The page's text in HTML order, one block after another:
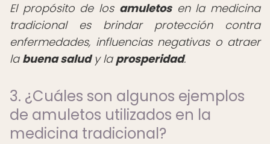
El propósito de los amuletosen la medicina
tradicional es brindar protección contra
enfermedades, influencias negativas o atraer
la buena saludy la prosperidad.
3. ¿Cuáles son algunos ejemplos
de amuletos utilizados en la
medicina tradicional?